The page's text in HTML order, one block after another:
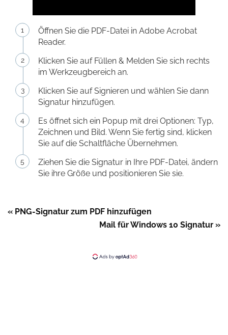
Öffnen Sie die PDF-Datei in Adobe Acrobat
Reader.
Klicken Sie auf Füllen & Melden Sie sich rechts
im Werkzeugbereich an.
Klicken Sie auf Signieren und wählen Sie dann
Signatur hinzufügen.
Es öffnet sich ein Popup mit drei Optionen: Typ,
Zeichnen und Bild. Wenn Sie fertig sind, klicken
Sie auf die Schaltfläche Übernehmen.
Ziehen Sie die Signatur in Ihre PDF-Datei, ändern
Sie ihre Größe und positionieren Sie sie.
« PNG-Signatur zum PDF hinzufügen
Mail für Windows 10 Signatur »